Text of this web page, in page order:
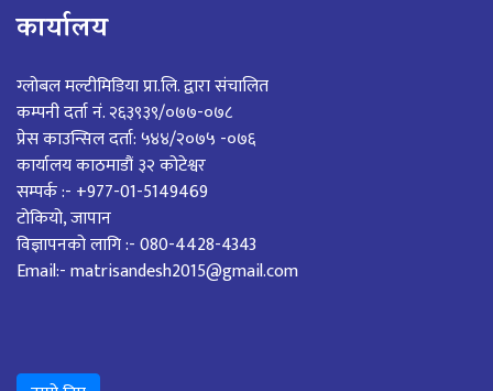
कार्यालय
ग्लोबल मल्टीमिडिया प्रा.लि. द्वारा संचालित
कम्पनी दर्ता नं. २६३९३९/०७७-०७८
प्रेस काउन्सिल दर्ता: ५४४/२०७५ -०७६
कार्यालय काठमाडौं ३२ कोटेश्वर
सम्पर्क :- +977-01-5149469
टोकियो, जापान
विज्ञापनको लागि :- 080-4428-4343
Email:- matrisandesh2015@gmail.com